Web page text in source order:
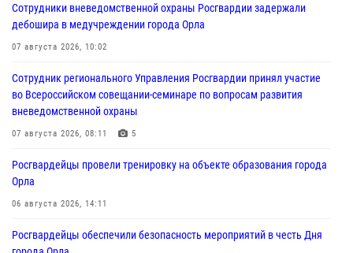
Сотрудники вневедомственной охраны Росгвардии задержали
дебошира в медучреждении города Орла
07 августа 2026, 10:02
Сотрудник регионального Управления Росгвардии принял участие
во Всероссийском совещании-семинаре по вопросам развития
вневедомственной охраны
07 августа 2026, 08:11 5
Росгвардейцы провели тренировку на объекте образования города
Орла
06 августа 2026, 14:11
Росгвардейцы обеспечили безопасность мероприятий в честь Дня